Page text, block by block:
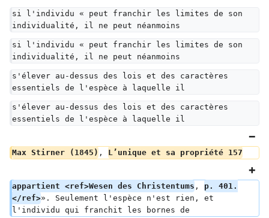
si l'individu « peut franchir les limites de son
individualité, il ne peut néanmoins
si l'individu « peut franchir les limites de son
individualité, il ne peut néanmoins
s'élever au-dessus des lois et des caractères
essentiels de l'espèce à laquelle il
s'élever au-dessus des lois et des caractères
essentiels de l'espèce à laquelle il
Max Stirner (1845) , L’unique et sa propriété 157
appartient <ref>Wesen des Christentums , p. 401.
</ref>». Seulement l'espèce n'est rien, et
l'individu qui franchit les bornes de